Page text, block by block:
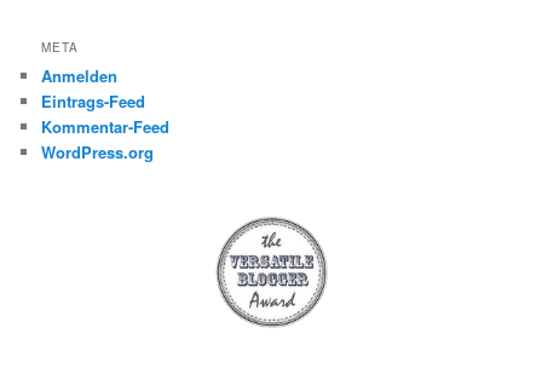
META
Anmelden
Eintrags-Feed
Kommentar-Feed
WordPress.org